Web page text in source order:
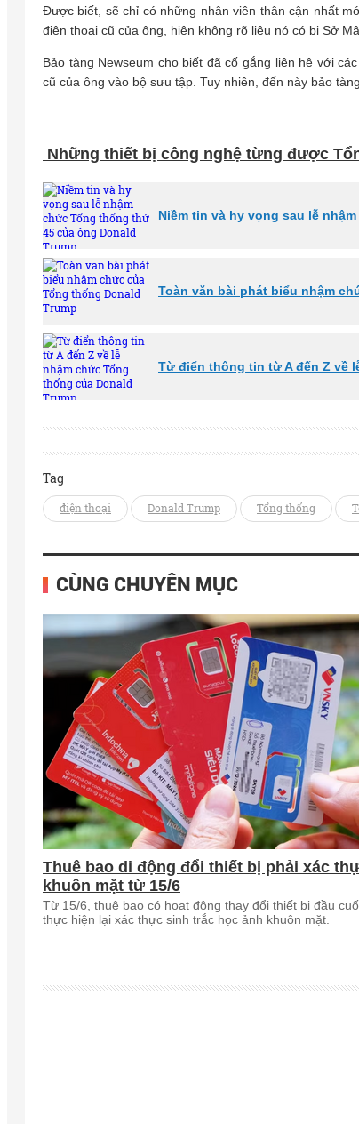
Được biết, sẽ chỉ có những nhân viên thân cận nhất
điện thoại cũ của ông, hiện không rõ liệu nó có bị Sở
Bảo tàng Newseum cho biết đã cố gắng liên hệ với
cũ của ông vào bộ sưu tập. Tuy nhiên, đến này bảo
Những thiết bị công nghệ từng được
Niềm tin và hy vọng sau lễ
Toàn văn bài phát biểu nhậm
Từ điển thông tin từ A đến Z về
Tag
điện thoại Donald Trump Tổng thống
CÙNG CHUYÊN MỤC
Thuê bao di động đổi thiết bị phải xác
khuôn mặt từ 15/6
Từ 15/6, thuê bao có hoạt động thay đổi thiết bị đầu
thực hiện lại xác thực sinh trắc học ảnh khuôn mặt.